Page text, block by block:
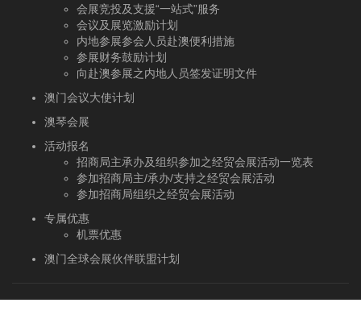
会展竞投及支援“一站式”服务
会议及展览激励计划
内地参展参会人员赴澳便利措施
参展财务鼓励计划
向赴澳参展之内地人员签发证明文件
澳门会议大使计划
澳琴会展
活动报名
招商局主承办及组织参加之经贸会展活动一览表
参加招商局主/承办/支持之经贸会展活动
参加招商局组织之经贸会展活动
专属优惠
机票优惠
澳门全球会展伙伴联盟计划